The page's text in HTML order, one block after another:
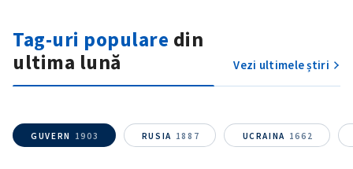
Tag-uri populare din
ultima lună
Vezi ultimele știri
GUVERN 1903 RUSIA 1887 UCRAINA 1662